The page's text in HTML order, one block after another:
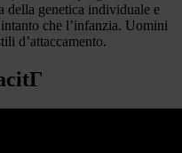
della genetica individuale e
che l’infanzia. Uomini
d’attaccamento.